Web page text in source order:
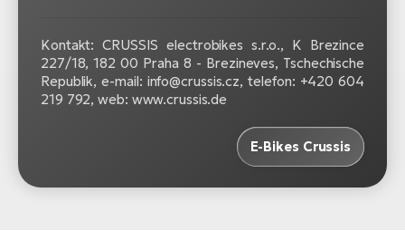
Kontakt: CRUSSIS electrobikes s.r.o., K Brezince
227/18, 182 00 Praha 8 - Brezineves, Tschechische
Republik, e-mail: info@crussis.cz, telefon: +420 604
219 792, web: www.crussis.de
E-Bikes Crussis